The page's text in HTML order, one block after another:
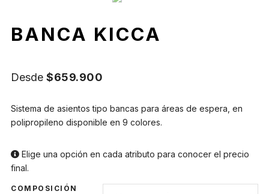
BANCA KICCA
Desde $659.900
Sistema de asientos tipo bancas para áreas de espera, en
polipropileno disponible en 9 colores.
Elige una opción en cada atributo para conocer el precio
final.
COMPOSICIÓN